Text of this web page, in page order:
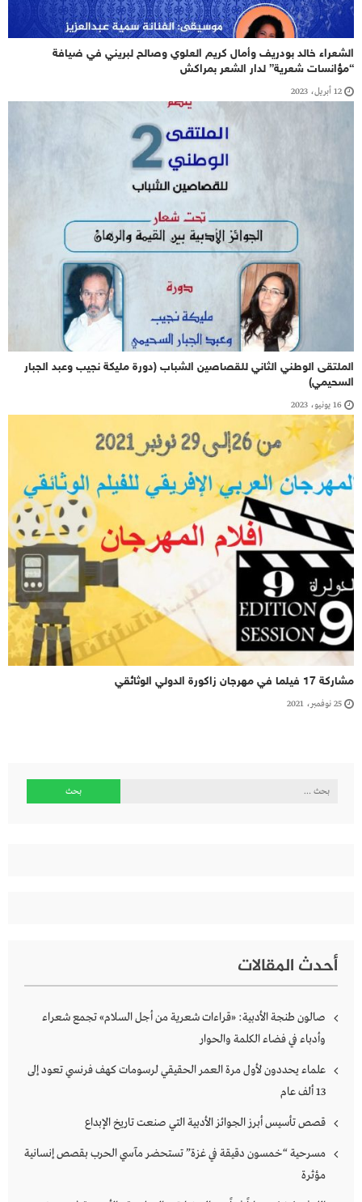
الشعراء خالد بودريف وأمال كريم العلوي وصالح لبريني في ضيافة
“مؤانسات شعرية” لدار الشعر بمراكش
12 أبريل، 2023
الملتقى الوطني الثاني للقصاصين الشباب (دورة مليكة نجيب وعبد الجبار
السحيمي)
16 يونيو، 2023
مشاركة 17 فيلما في مهرجان زاكورة الدولي الوثائقي
25 نوفمبر، 2021
البحث
أحدث المقالات
صالون طنجة الأدبية: «قراءات شعرية من أجل السلام» تجمع شعراء
وأدباء في فضاء الكلمة والحوار
علماء يحددون لأول مرة العمر الحقيقي لرسومات كهف فرنسي تعود إلى
13 ألف عام
قصص تأسيس أبرز الجوائز الأدبية التي صنعت تاريخ الإبداع
مسرحية “خمسون دقيقة في غزة” تستحضر مآسي الحرب بقصص إنسانية
مؤثرة